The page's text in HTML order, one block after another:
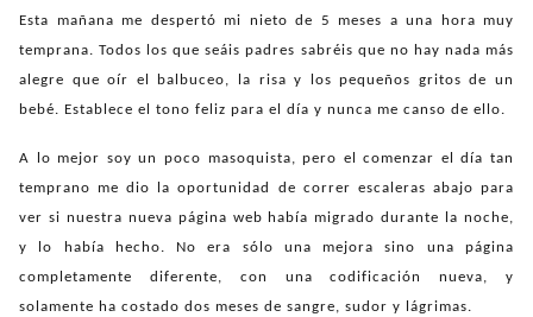
Esta mañana me despertó mi nieto de 5 meses a una hora muy
temprana. Todos los que seáis padres sabréis que no hay nada más
alegre que oír el balbuceo, la risa y los pequeños gritos de un
bebé. Establece el tono feliz para el día y nunca me canso de ello.
A lo mejor soy un poco masoquista, pero el comenzar el día tan
temprano me dio la oportunidad de correr escaleras abajo para
ver si nuestra nueva página web había migrado durante la noche,
y lo había hecho. No era sólo una mejora sino una página
completamente diferente, con una codificación nueva, y
solamente ha costado dos meses de sangre, sudor y lágrimas.